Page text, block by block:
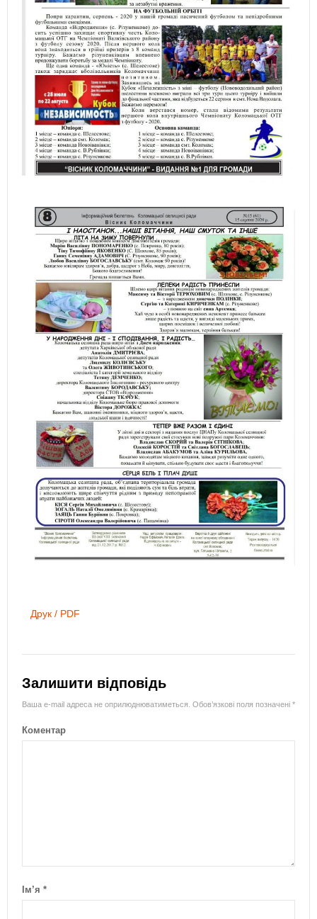
Друк / PDF
Залишити відповідь
Ваша e-mail адреса не оприлюднюватиметься. Обов’язкові поля позначені *
Коментар
Ім’я *